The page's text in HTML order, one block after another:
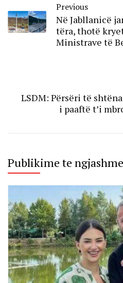
Previous
Në Jabllanicë
tëra, thotë
Ministrave të
LSDM: Përsëri të
i paaftë t’i
Publikime te ngjashme